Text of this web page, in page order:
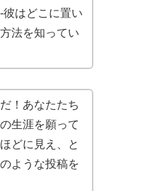
彼はどこに置い
法を知ってい
！あなたたち
生涯を願って
どに見え、と
ような投稿を